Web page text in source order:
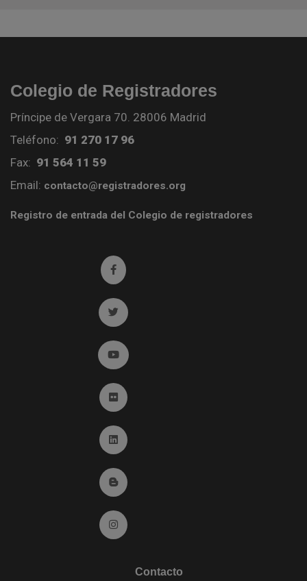
Colegio de Registradores
Príncipe de Vergara 70. 28006 Madrid
Teléfono: 91 270 17 96
Fax: 91 564 11 59
Email: contacto@registradores.org
Registro de entrada del Colegio de registradores
Ir a facebook (abre en ventana nueva)
Ir a twitter (abre en ventana nueva)
Ir a YouTube (abre en ventana nueva)
Ir a Flickr (abre en ventana nueva)
Ir a Linkedin (abre en ventana nueva)
Ir al Blog (abre en ventana nueva)
Ir a Instagram (abre en ventana nueva)
Contacto